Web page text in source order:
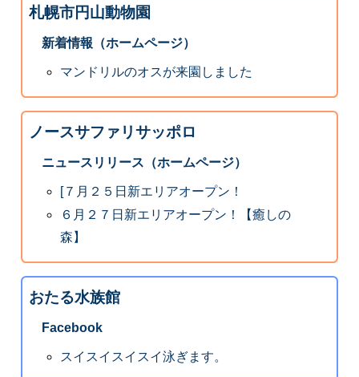
札幌市円山動物園
新着情報（ホームページ）
マンドリルのオスが来園しました
ノースサファリサッポロ
ニュースリリース（ホームページ）
[７月２５日新エリアオープン！
６月２７日新エリアオープン！【癒しの
森】
おたる水族館
Facebook
スイスイスイスイ泳ぎます。